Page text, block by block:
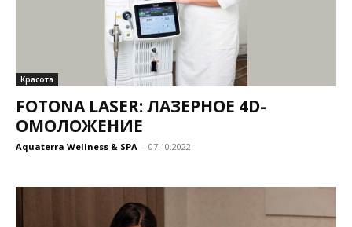
Красота
FOTONA LASER: ЛАЗЕРНОЕ 4D-
ОМОЛОЖЕНИЕ
Aquaterra Wellness & SPA - 07.10.2022